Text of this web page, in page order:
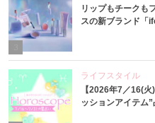
3
リップもチークも
スの新ブランド「
ライフスタイル
【2026年7／16(
ッションアイテム